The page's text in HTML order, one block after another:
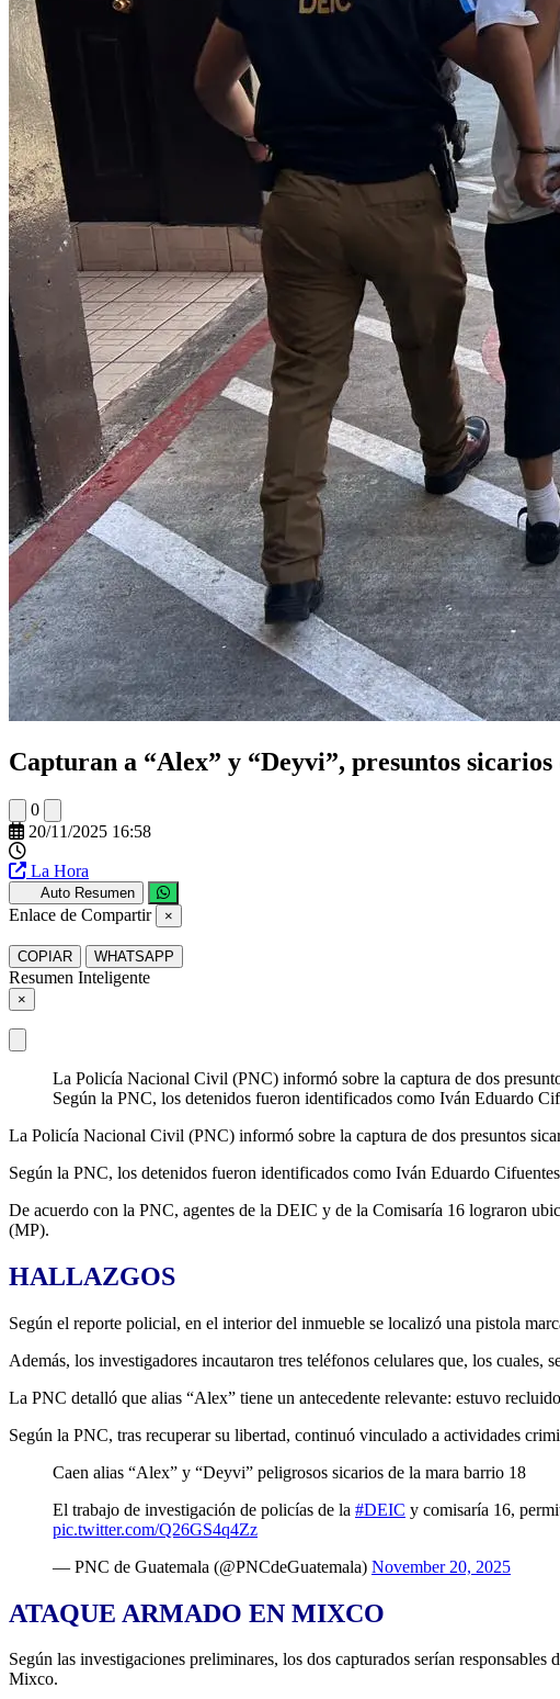
Capturan a “Alex” y “Deyvi”, presuntos
0
20/11/2025 16:58
La Hora
Auto Resumen
Enlace de Compartir ×
COPIAR WHATSAPP
Resumen Inteligente
×
La Policía Nacional Civil (PNC) informó sobre la captura de dos
Según la PNC, los detenidos fueron identificados como Iván Eduardo
La Policía Nacional Civil (PNC) informó sobre la captura de dos presuntos
Según la PNC, los detenidos fueron identificados como Iván Eduardo
De acuerdo con la PNC, agentes de la DEIC y de la Comisaría 16 lograron
(MP).
HALLAZGOS
Según el reporte policial, en el interior del inmueble se localizó una pistola
Además, los investigadores incautaron tres teléfonos celulares que, los
La PNC detalló que alias “Alex” tiene un antecedente relevante: estuvo
Según la PNC, tras recuperar su libertad, continuó vinculado a actividades
Caen alias “Alex” y “Deyvi” peligrosos sicarios de la mara barrio 18
El trabajo de investigación de policías de la #DEIC y comisaría 16,
pic.twitter.com/Q26GS4q4Zz
— PNC de Guatemala (@PNCdeGuatemala) November 20, 2025
ATAQUE ARMADO EN MIXCO
Según las investigaciones preliminares, los dos capturados serían
Mixco.